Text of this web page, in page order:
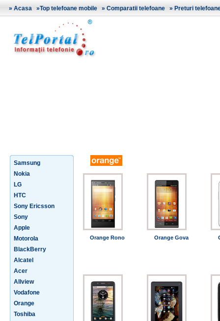
» Acasa »Top telefoane mobile » Comparatii telefoane » Preturi
Samsung
Nokia
LG
HTC
Sony Ericsson
Sony
Apple
Motorola
BlackBerry
Alcatel
Acer
Allview
Vodafone
Orange
Toshiba
Orange Rono Orange Gova